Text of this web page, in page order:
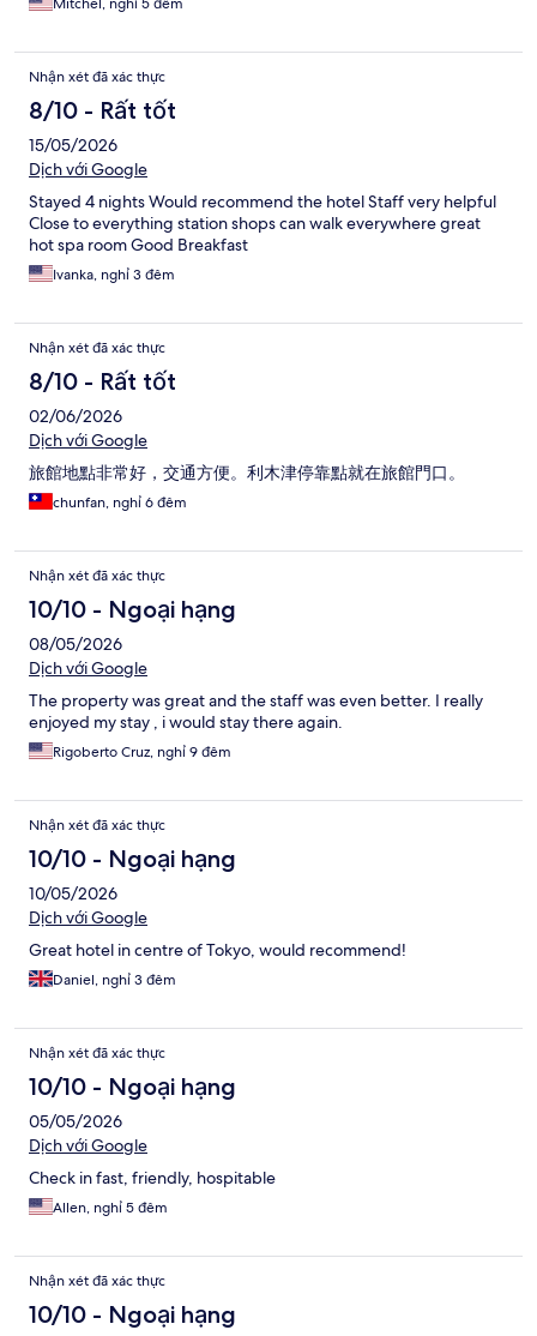
Mitchel, nghỉ 5 đêm
Nhận xét đã xác thực
8/10 - Rất tốt
15/05/2026
Dịch với Google
Stayed 4 nights Would recommend the hotel Staff very helpful
Close to everything station shops can walk everywhere great
hot spa room Good Breakfast
Ivanka, nghỉ 3 đêm
Nhận xét đã xác thực
8/10 - Rất tốt
02/06/2026
Dịch với Google
旅館地點非常好，交通方便。利木津停靠點就在旅館門口。
chunfan, nghỉ 6 đêm
Nhận xét đã xác thực
10/10 - Ngoại hạng
08/05/2026
Dịch với Google
The property was great and the staff was even better. I really
enjoyed my stay , i would stay there again.
Rigoberto Cruz, nghỉ 9 đêm
Nhận xét đã xác thực
10/10 - Ngoại hạng
10/05/2026
Dịch với Google
Great hotel in centre of Tokyo, would recommend!
Daniel, nghỉ 3 đêm
Nhận xét đã xác thực
10/10 - Ngoại hạng
05/05/2026
Dịch với Google
Check in fast, friendly, hospitable
Allen, nghỉ 5 đêm
Nhận xét đã xác thực
10/10 - Ngoại hạng